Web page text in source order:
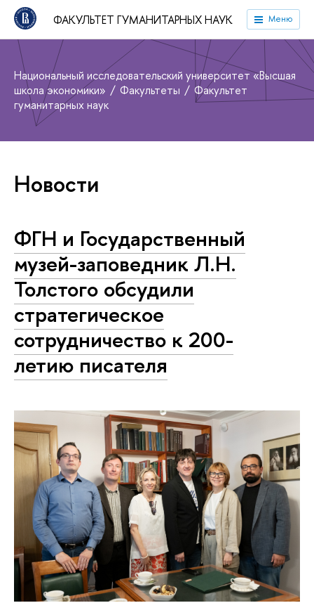
ФАКУЛЬТЕТ ГУМАНИТАРНЫХ НАУК Меню
Национальный исследовательский университет «Высшая
школа экономики»
Факультеты
Факультет
гуманитарных наук
Новости
ФГН и Государственный
музей-заповедник Л.Н.
Толстого обсудили
стратегическое
сотрудничество к 200-
летию писателя